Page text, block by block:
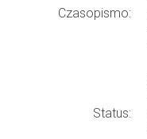
Czasopismo:
Status: